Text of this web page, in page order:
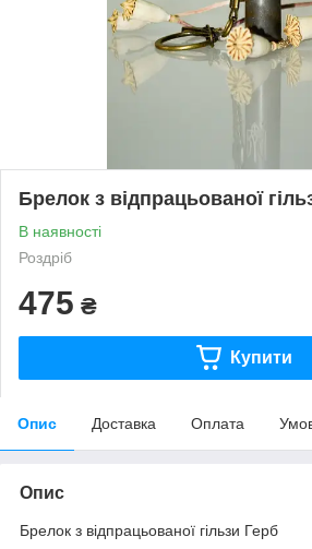
Брелок з відпрацьованої
В наявності
Роздріб
475 ₴
Купити
Опис Доставка Оплата
Опис
Брелок з відпрацьованої гільзи Герб